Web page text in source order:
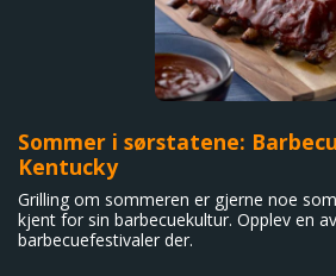
Sommer i sørstatene:
Kentucky
Grilling om sommeren er gjerne noe
kjent for sin barbecuekultur. Opplev en
barbecuefestivaler der.